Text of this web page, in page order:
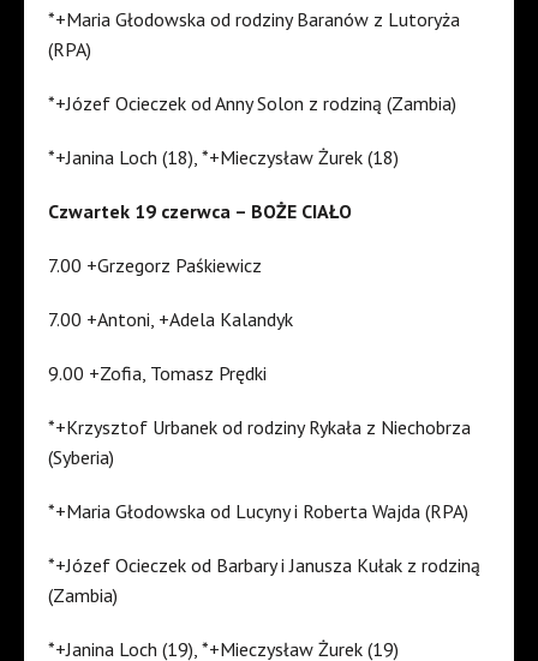
*+Maria Głodowska od rodziny Baranów z Lutoryża
(RPA)
*+Józef Ocieczek od Anny Solon z rodziną (Zambia)
*+Janina Loch (18), *+Mieczysław Żurek (18)
Czwartek 19 czerwca – BOŻE CIAŁO
7.00 +Grzegorz Paśkiewicz
7.00 +Antoni, +Adela Kalandyk
9.00 +Zofia, Tomasz Prędki
*+Krzysztof Urbanek od rodziny Rykała z Niechobrza
(Syberia)
*+Maria Głodowska od Lucyny i Roberta Wajda (RPA)
*+Józef Ocieczek od Barbary i Janusza Kułak z rodziną
(Zambia)
*+Janina Loch (19), *+Mieczysław Żurek (19)